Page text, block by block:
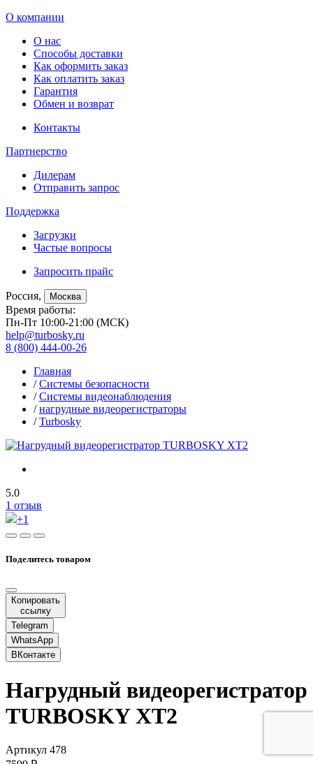
О компании
О нас
Способы доставки
Как оформить заказ
Как оплатить заказ
Гарантия
Обмен и возврат
Контакты
Партнерство
Дилерам
Отправить запрос
Поддержка
Загрузки
Частые вопросы
Запросить прайс
Россия, Москва
Время работы:
Пн-Пт 10:00-21:00 (МСК)
help@turbosky.ru
8 (800) 444-00-26
Главная
/Системы безопасности
/Системы видеонаблюдения
/нагрудные видеорегистраторы
/Turbosky
5.0
1 отзыв
+1
Поделитесь товаром
Копировать
ссылку
Telegram
WhatsApp
ВКонтакте
Нагрудный видеорегистратор
TURBOSKY XT2
Артикул 478